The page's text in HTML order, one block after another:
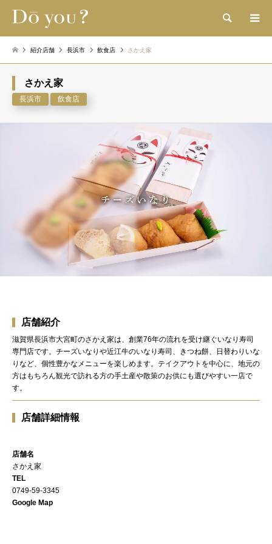
検索
紹介店舗 長浜市 飲食店 さかえ家
さかえ家
長浜市 飲食店
店舗紹介
滋賀県長浜市大宮町のさかえ家は、創業76年の流れを受け継ぐいなり寿司
専門店です。チーズいなりや近江牛のいなり寿司、きつね餅、日替わりいな
りなど、個性豊かなメニューを楽しめます。テイクアウトを中心に、地元の
方はもちろん観光で訪れる方の手土産や散策のお供にも選びやすい一店で
す。
店舗詳細情報
店舗名
さかえ家
TEL
0749-59-3345
Google Map